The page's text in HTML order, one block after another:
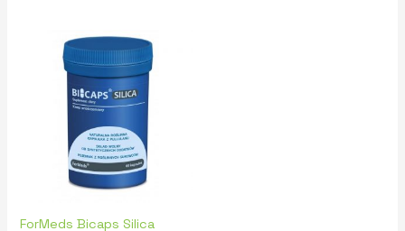
ForMeds Bicaps Silica